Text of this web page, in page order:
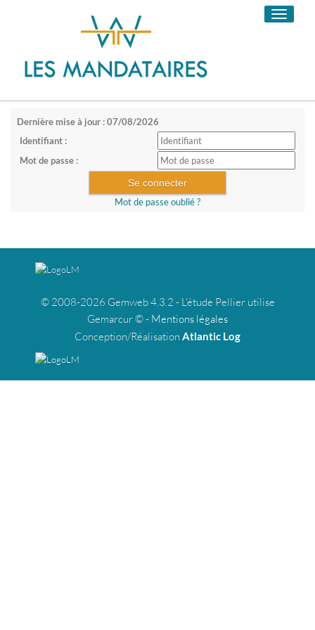
Toggle
Dernière mise à jour : 07/08/2026
Identifiant :
Mot de passe :
Mot de passe oublié ?
© 2008-2026 Gemweb 4.3.2 - L'étude Pellier utilise
Gemarcur © - Mentions légales
Conception/Réalisation Atlantic Log